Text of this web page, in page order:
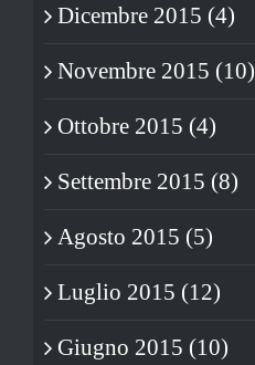
Dicembre 2015 (4)
Novembre 2015 (10)
Ottobre 2015 (4)
Settembre 2015 (8)
Agosto 2015 (5)
Luglio 2015 (12)
Giugno 2015 (10)